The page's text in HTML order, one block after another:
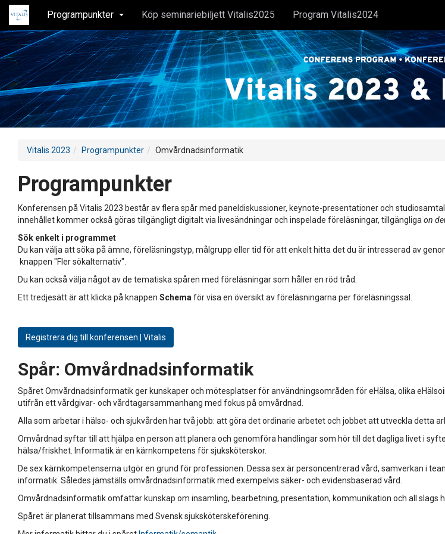
Programpunkter Köp seminariebiljett Vitalis2025 Program Vitalis2024
Vitalis 2023 Programpunkter Omvårdnadsinformatik
Programpunkter
Konferensen på Vitalis 2023 består av flera spår med paneldiskussioner, keynote-presentationer och
innehållet kommer också göras tillgängligt digitalt via livesändningar och inspelade föreläsningar, tillgängliga on
Sök enkelt i programmet
Du kan välja att söka på ämne, föreläsningstyp, målgrupp eller tid för att enkelt hitta det du är intresserad av
knappen "Fler sökalternativ".
Du kan också välja något av de tematiska spåren med föreläsningar som håller en röd tråd.
Ett tredjesätt är att klicka på knappen Schema för visa en översikt av föreläsningarna per föreläsningssal.
Registrera dig till konferensen | Vitalis
Spår: Omvårdnadsinformatik
Spåret Omvårdnadsinformatik ger kunskaper och mötesplatser för användningsområden för eHälsa, olika
utifrån ett vårdgivar- och vårdtagarsammanhang med fokus på omvårdnad.
Alla som arbetar i hälso- och sjukvården har två jobb: att göra det ordinarie arbetet och jobbet att utveckla detta
Omvårdnad syftar till att hjälpa en person att planera och genomföra handlingar som hör till det dagliga livet i
hälsa/friskhet. Informatik är en kärnkompetens för sjuksköterskor.
De sex kärnkompetenserna utgör en grund för professionen. Dessa sex är personcentrerad vård, samverkan i
informatik. Således jämställs omvårdnadsinformatik med exempelvis säker- och evidensbaserad vård.
Omvårdnadsinformatik omfattar kunskap om insamling, bearbetning, presentation, kommunikation och all slags
Spåret är planerat tillsammans med Svensk sjuksköterskeförening.